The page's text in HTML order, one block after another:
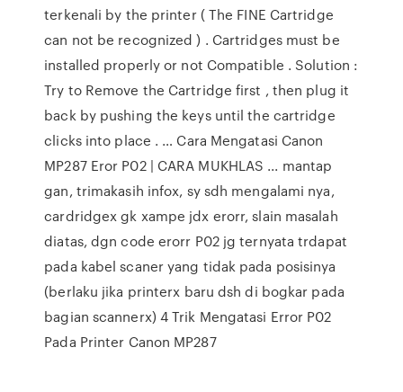
terkenali by the printer ( The FINE Cartridge
can not be recognized ) . Cartridges must be
installed properly or not Compatible . Solution :
Try to Remove the Cartridge first , then plug it
back by pushing the keys until the cartridge
clicks into place . … Cara Mengatasi Canon
MP287 Eror P02 | CARA MUKHLAS ... mantap
gan, trimakasih infox, sy sdh mengalami nya,
cardridgex gk xampe jdx erorr, slain masalah
diatas, dgn code erorr P02 jg ternyata trdapat
pada kabel scaner yang tidak pada posisinya
(berlaku jika printerx baru dsh di bogkar pada
bagian scannerx) 4 Trik Mengatasi Error P02
Pada Printer Canon MP287